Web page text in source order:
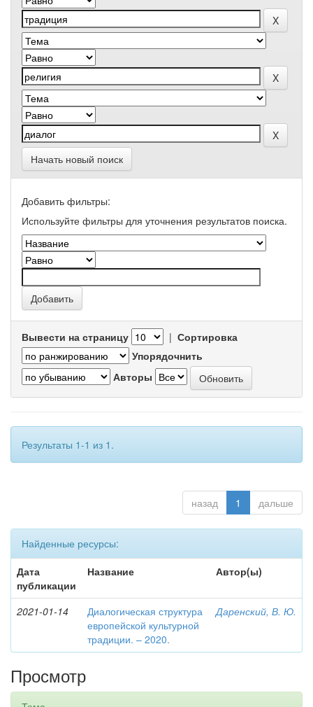
Начать новый поиск
Добавить фильтры:
Используйте фильтры для уточнения результатов поиска.
Вывести на страницу | Сортировка
Упорядочнить
Авторы
Результаты 1-1 из 1.
назад 1 дальше
Найденные ресурсы:
Дата
публикации
Название Автор(ы)
2021-01-14
Диалогическая структура
европейской культурной
традиции. – 2020.
Даренский, В. Ю.
Просмотр